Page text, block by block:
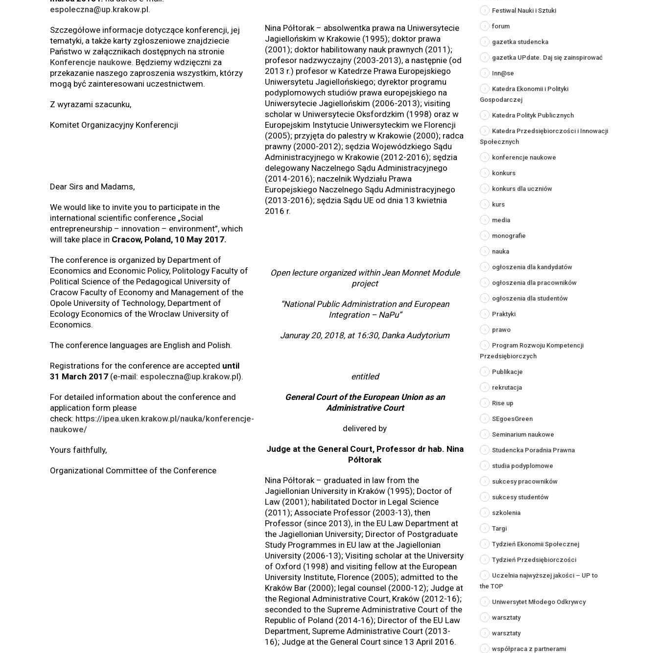
espoleczna@up.krakow.pl.
Szczegółowe informacje dotyczące konferencji, jej
tematyki, a także karty zgłoszeniowe znajdziecie
Państwo w załącznikach dostępnych na stronie
Konferencje naukowe. Będziemy wdzięczni za
przekazanie naszego zaproszenia wszystkim, którzy
mogą być zainteresowani uczestnictwem.
Z wyrazami szacunku,
Komitet Organizacyjny Konferencji
Dear Sirs and Madams,
We would like to invite you to participate in the
international scientific conference „Social
entrepreneurship – innovation – environment”, which
will take place in Cracow, Poland, 10 May 2017.
The conference is organized by Department of
Economics and Economic Policy, Politology Faculty of
Political Science of the Pedagogical University of
Cracow Faculty of Economy and Management of the
Opole University of Technology, Department of
Ecology Economics of the Wroclaw University of
Economics.
The conference languages are English and Polish.
Registrations for the conference are accepted until
31 March 2017 (e-mail: espoleczna@up.krakow.pl).
For detailed information about the conference and
application form please
check: https://ipea.uken.krakow.pl/nauka/konferencje-
naukowe/
Yours faithfully,
Organizational Committee of the Conference
Nina Półtorak – absolwentka prawa na Uniwersytecie
Jagiellońskim w Krakowie (1995); doktor prawa
(2001); doktor habilitowany nauk prawnych (2011);
profesor nadzwyczajny (2003-2013), a następnie (od
2013 r.) profesor w Katedrze Prawa Europejskiego
Uniwersytetu Jagiellońskiego; dyrektor programu
podyplomowych studiów prawa europejskiego na
Uniwersytecie Jagiellońskim (2006-2013); visiting
scholar w Uniwersytecie Oksfordzkim (1998) oraz w
Europejskim Instytucie Uniwersyteckim we Florencji
(2005); przyjęta do palestry w Krakowie (2000); radca
prawny (2000-2012); sędzia Wojewódzkiego Sądu
Administracyjnego w Krakowie (2012-2016); sędzia
delegowany Naczelnego Sądu Administracyjnego
(2014-2016); naczelnik Wydziału Prawa
Europejskiego Naczelnego Sądu Administracyjnego
(2013-2016); sędzia Sądu UE od dnia 13 kwietnia
2016 r.
Open lecture organized within Jean Monnet Module
project
“National Public Administration and European
Integration – NaPu”
Januray 20, 2018, at 16:30, Danka Audytorium
entitled
General Court of the European Union as an
Administrative Court
delivered by
Judge at the General Court, Professor dr hab. Nina
Półtorak
Nina Półtorak – graduated in law from the
Jagiellonian University in Kraków (1995); Doctor of
Law (2001); habilitated Doctor in Legal Science
(2011); Associate Professor (2003-13), then
Professor (since 2013), in the EU Law Department at
the Jagiellonian University; Director of Postgraduate
Study Programmes in EU law at the Jagiellonian
University (2006-13); Visiting scholar at the University
of Oxford (1998) and visiting fellow at the European
University Institute, Florence (2005); admitted to the
Kraków Bar (2000); legal counsel (2000-12); Judge at
the Regional Administrative Court, Kraków (2012-16);
seconded to the Supreme Administrative Court of the
Republic of Poland (2014-16); Director of the EU Law
Department, Supreme Administrative Court (2013-
16); Judge at the General Court since 13 April 2016.
Festiwal Nauki i Sztuki
forum
gazetka studencka
gazetka UPdate. Daj się zainspirować
Inn@se
Katedra Ekonomii i Polityki
Gospodarczej
Katedra Polityk Publicznych
Katedra Przedsiębiorczości i Innowacji
Społecznych
konferencje naukowe
konkurs
konkurs dla uczniów
kurs
media
monografie
nauka
ogłoszenia dla kandydatów
ogłoszenia dla pracowników
ogłoszenia dla studentów
Praktyki
prawo
Program Rozwoju Kompetencji
Przedsiębiorczych
Publikacje
rekrutacja
Rise up
SEgoesGreen
Seminarium naukowe
Studencka Poradnia Prawna
studia podyplomowe
sukcesy pracowników
sukcesy studentów
szkolenia
Targi
Tydzień Ekonomii Społecznej
Tydzień Przedsiębiorczości
Uczelnia najwyższej jakości – UP to
the TOP
Uniwersytet Młodego Odkrywcy
warsztaty
warsztaty
współpraca z partnerami